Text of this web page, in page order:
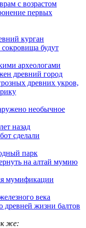
с возрастом
первых
курган
будут
археологами
древний город
древних укров,
необычное
назад
сделали
парк
на алтай мумию
мумификации
века
древней жизни балтов
же: